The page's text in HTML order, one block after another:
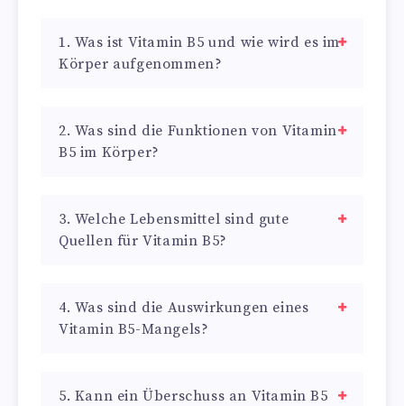
1. Was ist Vitamin B5 und wie wird es im
Körper aufgenommen?
2. Was sind die Funktionen von Vitamin
B5 im Körper?
3. Welche Lebensmittel sind gute
Quellen für Vitamin B5?
4. Was sind die Auswirkungen eines
Vitamin B5-Mangels?
5. Kann ein Überschuss an Vitamin B5